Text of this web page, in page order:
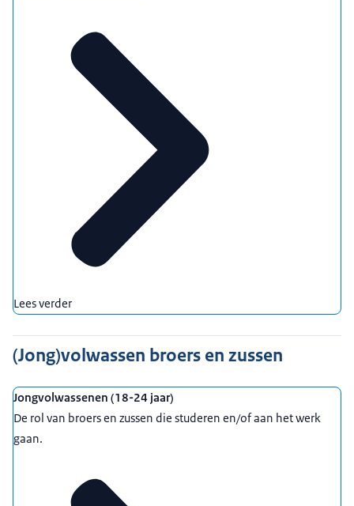
Lees verder
(Jong)volwassen broers en zussen
Jongvolwassenen (18-24 jaar)
De rol van broers en zussen die studeren en/of aan het werk
gaan.